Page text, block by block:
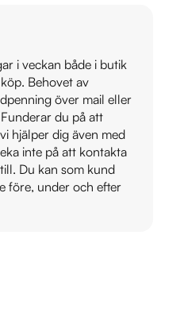
i veckan både i butik
Behovet av
över mail eller
du på att
hjälper dig även med
inte på att kontakta
Du kan som kund
före, under och efter